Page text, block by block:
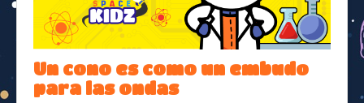
Space Kidz
Un cono es como un embudo
para las ondas